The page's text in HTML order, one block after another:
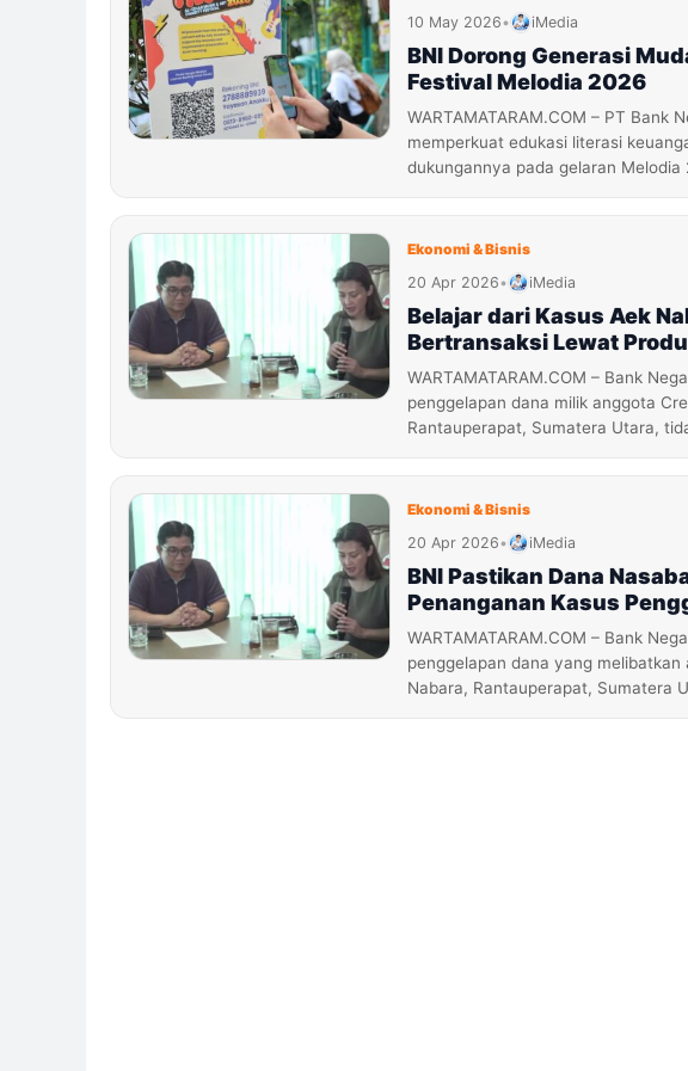
10 May 2026• iMedia
BNI Dorong Generasi
Festival Melodia 2026
WARTAMATARAM.COM – PT Bank
memperkuat edukasi literasi
dukungannya pada gelaran Melodia
Ekonomi & Bisnis
20 Apr 2026• iMedia
Belajar dari Kasus Aek
Bertransaksi Lewat
WARTAMATARAM.COM – Bank
penggelapan dana milik anggota
Rantauperapat, Sumatera Utara,
Ekonomi & Bisnis
20 Apr 2026• iMedia
BNI Pastikan Dana
Penanganan Kasus
WARTAMATARAM.COM – Bank
penggelapan dana yang
Nabara, Rantauperapat, Sumatera